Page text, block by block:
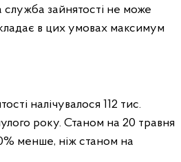
зайнятості не може
в цих умовах максимум
налічувалося 112 тис.
року. Станом на 20 травня
менше, ніж станом на